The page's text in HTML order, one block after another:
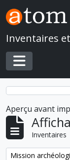
Skip to main content
Inventaires
Toggle
Aperçu avant
Inventaires
Remove filter: